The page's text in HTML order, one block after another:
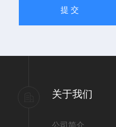
关于我们
公司简介